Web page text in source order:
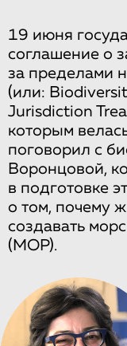
19 июня
соглашение о
за пределами
(или:
Jurisdiction
которым
поговорил с
Воронцовой,
в подготовке
о том, почему
создавать
(МОР).